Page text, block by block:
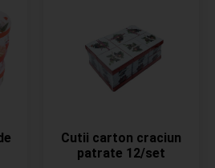
Cutii carton craciun
patrate 12/set